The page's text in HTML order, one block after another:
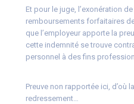
Et pour le juge, l’exonération
remboursements forfaitaires
que l’employeur apporte la
cette indemnité se trouve
personnel à des fins
Preuve non rapportée ici, d’où
redressement…